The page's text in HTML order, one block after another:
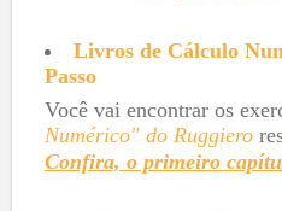
Livros de Cálculo
Passo
Você vai encontrar os
Numérico" do Ruggiero
Confira, o primeiro